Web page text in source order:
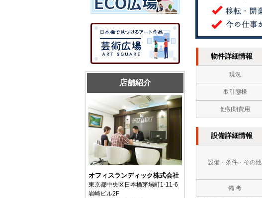
物件詳細情報
現況
取引態様
他初期費用
設備詳細情報
設備・条件・その他
備 考
店舗紹介
オフィスランディック株式会社
東京都中央区日本橋茅場町1-11-6
岩崎ビル2F